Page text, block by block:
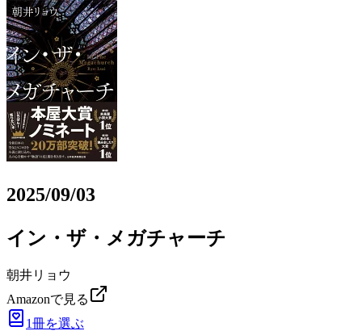
2025/09/03
イン・ザ・メガチャーチ
朝井リョウ
Amazonで見る
1冊を選ぶ